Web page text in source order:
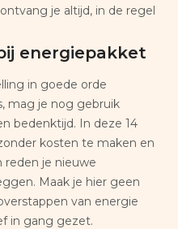
je altijd, in de regel
energiepakket
in goede orde
mag je nog gebruik
bedenktijd. In deze 14
kosten te maken en
reden je nieuwe
Maak je hier geen
van energie
in gang gezet.